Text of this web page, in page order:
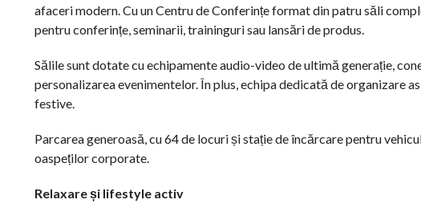
afaceri modern. Cu un Centru de Conferințe format din patru săli
pentru conferințe, seminarii, traininguri sau lansări de produs.
Sălile sunt dotate cu echipamente audio-video de ultimă generație,
personalizarea evenimentelor. În plus, echipa dedicată de organizare
festive.
Parcarea generoasă, cu 64 de locuri și stație de încărcare pentru
oaspeților corporate.
Relaxare și lifestyle activ